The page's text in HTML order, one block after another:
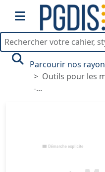
Parcourir nos
Outils pour les
-...